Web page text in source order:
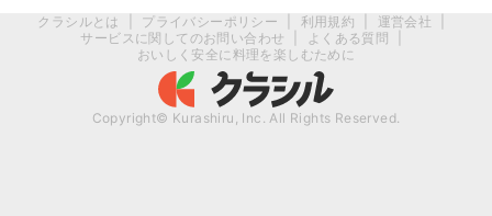
クラシルとは プライバシーポリシー 利用規約 運営会社
サービスに関してのお問い合わせ
よくある質問
おいしく安全に料理を楽しむために
Copyright© Kurashiru, Inc. All Rights Reserved.